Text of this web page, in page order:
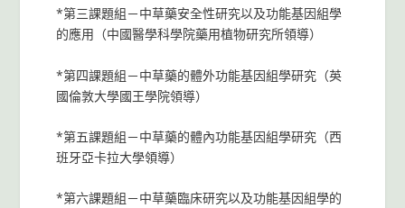
*第三課題組－中草藥安全性研究以及功能基因組學
的應用（中國醫學科學院藥用植物研究所領導）
*第四課題組－中草藥的體外功能基因組學研究（英
國倫敦大學國王學院領導）
*第五課題組－中草藥的體內功能基因組學研究（西
班牙亞卡拉大學領導）
*第六課題組－中草藥臨床研究以及功能基因組學的